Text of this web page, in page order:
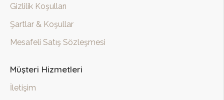
Gizlilik Koşulları
Şartlar & Koşullar
Mesafeli Satış Sözleşmesi
Müşteri Hizmetleri
İletişim